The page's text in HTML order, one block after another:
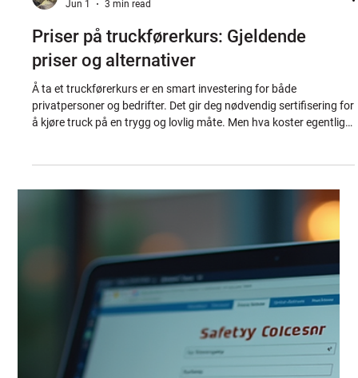
Jonathan
Jun 1
3 min read
Priser på truckførerkurs: Gjeldende
priser og alternativer
Å ta et truckførerkurs er en smart investering for både
enkel og oversiktlig guide til priser på truckførerkurs, slik at du
kan ta et godt valg. Priser på truckførerkurs i dag Prisen på et
kurslengde, type truck, og